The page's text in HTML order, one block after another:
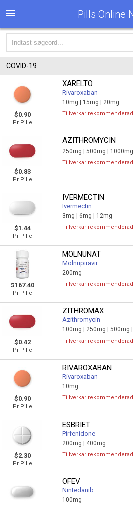
Pills Online
COVID-19
$0.90
Pr Pille
XARELTO
Rivaroxaban
10mg | 15mg | 20mg
Tillverkar
$0.83
Pr Pille
AZITHROMYCIN
250mg |500mg | 1000mg
Tillverkar
$1.44
Pr Pille
IVERMECTIN
Ivermectin
3mg | 6mg | 12mg
Tillverkar
$167.40
Pr Pille
MOLNUNAT
Molnupiravir
200mg
Tillverkar
$0.42
Pr Pille
ZITHROMAX
Azithromycin
100mg | 250mg |500mg |
Tillverkar
$0.90
Pr Pille
RIVAROXABAN
Rivaroxaban
10mg
Tillverkar
$2.30
Pr Pille
ESBRIET
Pirfenidone
200mg | 400mg
Tillverkar
OFEV
Nintedanib
100mg